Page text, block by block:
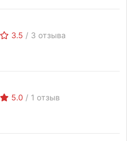
3.5 / 3 отзыва
5.0 / 1 отзыв